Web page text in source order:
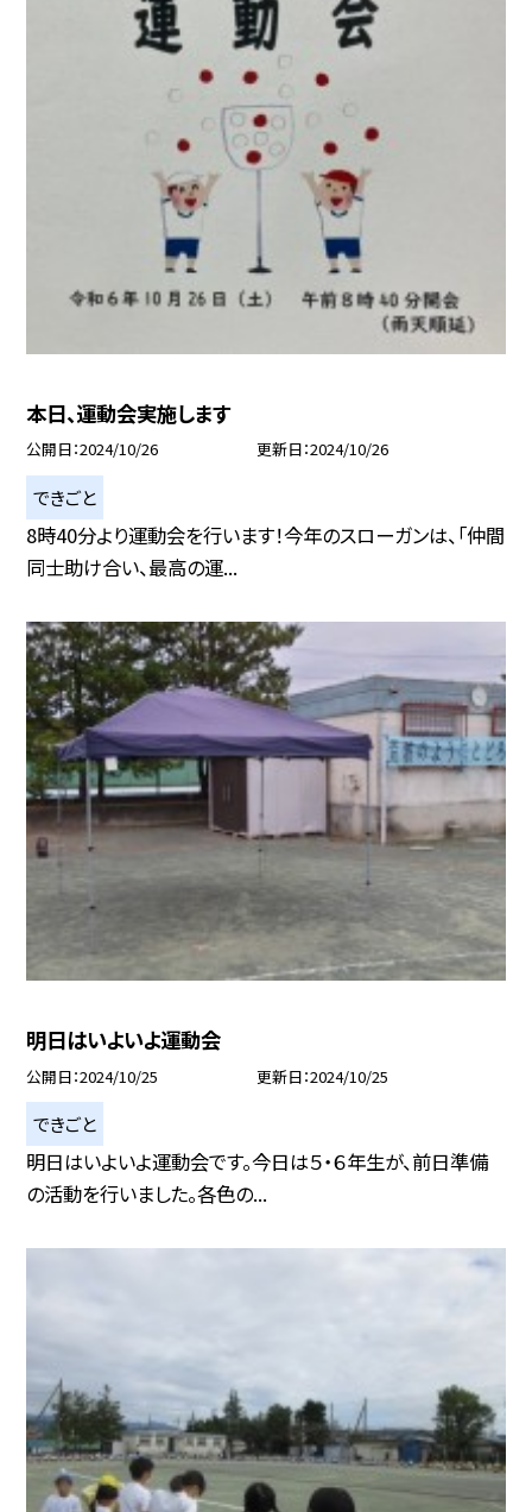
本日、運動会実施します
公開日 2024/10/26 更新日 2024/10/26
できごと
8時40分より運動会を行います！今年のスローガンは、「仲間
同士助け合い、最高の運...
明日はいよいよ運動会
公開日 2024/10/25 更新日 2024/10/25
できごと
明日はいよいよ運動会です。今日は５・６年生が、前日準備
の活動を行いました。各色の...